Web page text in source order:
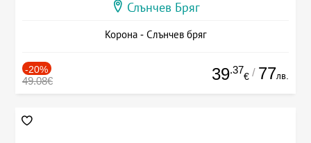
Слънчев Бряг
Корона - Слънчев бряг
-20%
49.08€ 39.37
€ / 77лв.